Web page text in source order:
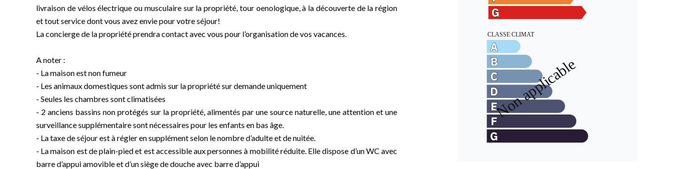
livraison de vélos électrique ou musculaire sur la propriété, tour oenologique, à la découverte de la région
et tout service dont vous avez envie pour votre séjour!
La concierge de la propriété prendra contact avec vous pour l’organisation de vos vacances.
A noter :
- La maison est non fumeur
- Les animaux domestiques sont admis sur la propriété sur demande uniquement
- Seules les chambres sont climatisées
- 2 anciens bassins non protégés sur la propriété, alimentés par une source naturelle, une attention et une
surveillance supplémentaire sont nécessaires pour les enfants en bas âge.
- La taxe de séjour est à régler en supplément selon le nombre d’adulte et de nuitée.
- La maison est de plain-pied et est accessible aux personnes à mobilité réduite. Elle dispose d’un WC avec
barre d’appui amovible et d’un siège de douche avec barre d’appui